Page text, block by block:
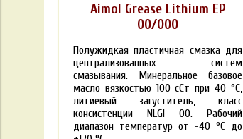
Aimol Grease Lithium EP
00/000
Полужидкая пластичная смазка для
централизованных систем
смазывания. Минеральное базовое
масло вязкостью 100 сСт при 40 °С
литиевый загуститель, класс
консистенции NLGI 00. Рабочий
диапазон температур от -40°С до